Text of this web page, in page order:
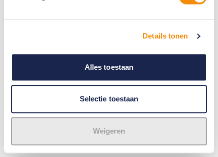
Details tonen
Alles toestaan
Selectie toestaan
Weigeren